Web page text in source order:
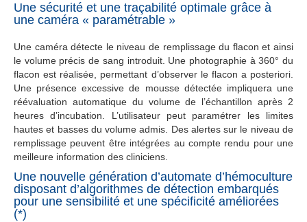
Une sécurité et une traçabilité optimale grâce à
une caméra « paramétrable »
Une caméra détecte le niveau de remplissage du flacon et ainsi
le volume précis de sang introduit. Une photographie à 360° du
flacon est réalisée, permettant d’observer le flacon a posteriori.
Une présence excessive de mousse détectée impliquera une
réévaluation automatique du volume de l’échantillon après 2
heures d’incubation. L’utilisateur peut paramétrer les limites
hautes et basses du volume admis. Des alertes sur le niveau de
remplissage peuvent être intégrées au compte rendu pour une
meilleure information des cliniciens.
Une nouvelle génération d’automate d’hémoculture
disposant d’algorithmes de détection embarqués
pour une sensibilité et une spécificité améliorées
(*)